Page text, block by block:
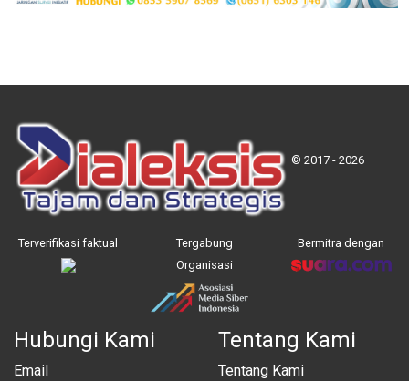
© 2017 - 2026
Terverifikasi faktual
Tergabung
Organisasi
Bermitra dengan
Hubungi Kami
Email
Tentang Kami
Tentang Kami